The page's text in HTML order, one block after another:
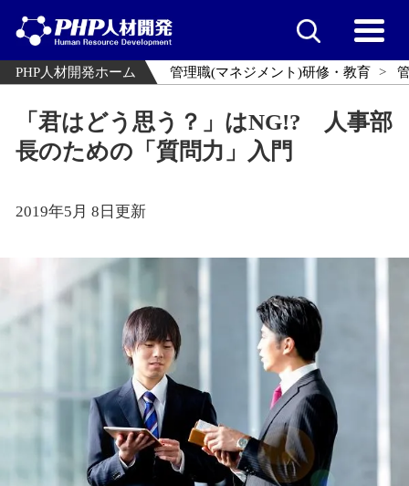
PHP人材開発ホーム 管理職(マネジメント)研修・教育
「君はどう思う？」はNG!? 人事部
長のための「質問力」入門
2019年5月 8日更新